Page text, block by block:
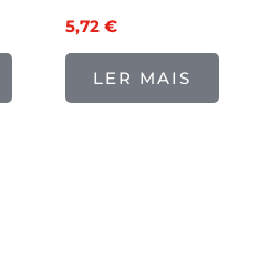
5,72€
LER MAIS